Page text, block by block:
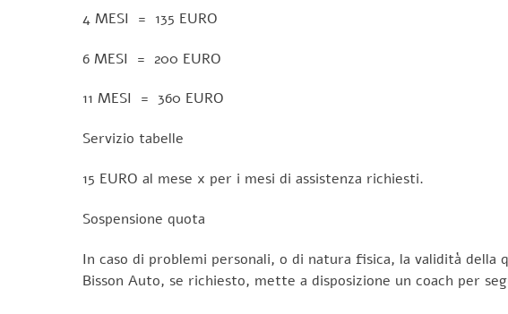
4 MESI = 135 EURO
6 MESI = 200 EURO
11 MESI = 360 EURO
Servizio tabelle
15 EURO al mese x per i mesi di assistenza richiesti.
Sospensione quota
In caso di problemi personali, o di natura fisica, la validità della
Bisson Auto, se richiesto, mette a disposizione un coach per